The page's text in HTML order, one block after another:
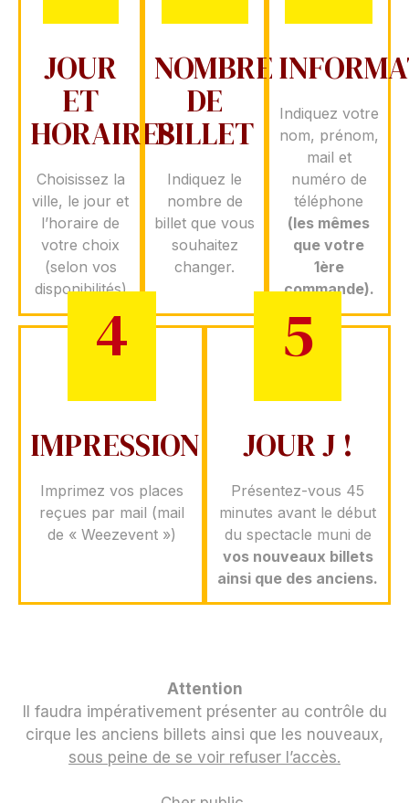
JOUR
ET
HORAIRES
Choisissez la
ville, le jour et
l’horaire de
votre choix
(selon vos
disponibilités)
NOMBRE
DE
BILLET
Indiquez le
nombre de
billet que vous
souhaitez
changer.
Indiquez votre
nom, prénom,
mail et
numéro de
téléphone
(les mêmes
que votre
1ère
commande).
4
IMPRESSION
Imprimez vos places
reçues par mail (mail
de « Weezevent »)
5
JOUR J !
Présentez-vous 45
minutes avant le début
du spectacle muni de
vos nouveaux billets
ainsi que des anciens.
Attention
Il faudra impérativement présenter au contrôle du
cirque les anciens billets ainsi que les nouveaux,
sous peine de se voir refuser l’accès.